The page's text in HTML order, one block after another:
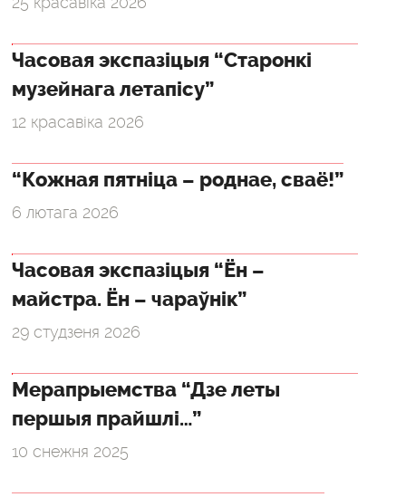
Часовая экспазіцыя “Старонкі
музейнага летапісу”
12 красавіка 2026
“Кожная пятніца – роднае, сваё!”
6 лютага 2026
Часовая экспазіцыя “Ён –
майстра. Ён – чараўнік”
29 студзеня 2026
Мерапрыемства “Дзе леты
першыя прайшлі…”
10 снежня 2025